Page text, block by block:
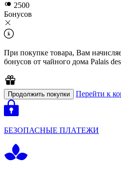
2500
Бонусов
При покупкe товара, Вам
бонусов от чайного дома Palais
Продолжить покупки Перейти к
БЕЗОПАСНЫЕ ПЛАТЕЖИ